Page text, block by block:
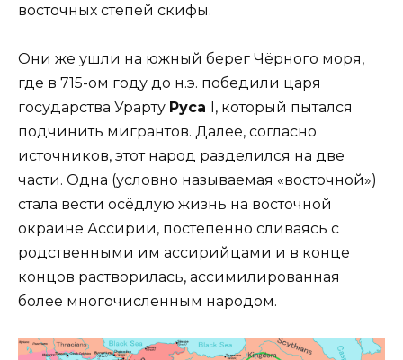
восточных степей скифы.
Они же ушли на южный берег Чёрного моря,
где в 715-ом году до н.э. победили царя
государства Урарту Руса I, который пытался
подчинить мигрантов. Далее, согласно
источников, этот народ разделился на две
части. Одна (условно называемая «восточной»)
стала вести осёдлую жизнь на восточной
окраине Ассирии, постепенно сливаясь с
родственными им ассирийцами и в конце
концов растворилась, ассимилированная
более многочисленным народом.